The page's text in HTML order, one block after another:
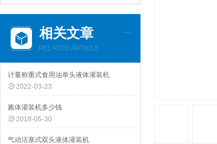
相关文章
RELATED ARTICLE
计量称重式食用油单头液体灌装机
2022-03-23
酱体灌装机多少钱
2018-05-30
气动活塞式双头液体灌装机